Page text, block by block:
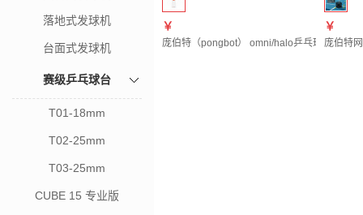
落地式发球机
台面式发球机
赛级乒乓球台
T01-18mm
T02-25mm
T03-25mm
CUBE 15 专业版
￥
庞伯特（pongbot） omni/halo乒乓球发球机
￥
庞伯特